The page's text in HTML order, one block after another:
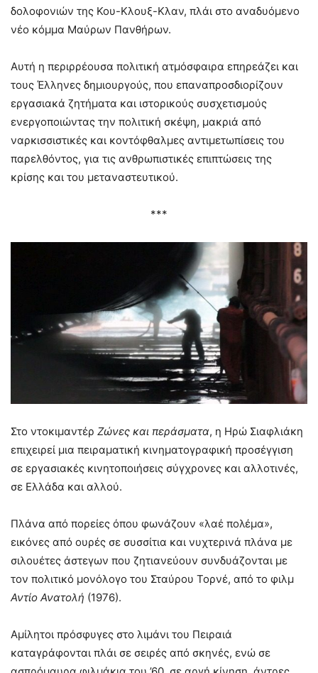
δολοφονιών της Κου-Κλουξ-Κλαν, πλάι στο αναδυόμενο
νέο κόμμα Μαύρων Πανθήρων.
Αυτή η περιρρέουσα πολιτική ατμόσφαιρα επηρεάζει και
τους Έλληνες δημιουργούς, που επαναπροσδιορίζουν
εργασιακά ζητήματα και ιστορικούς συσχετισμούς
ενεργοποιώντας την πολιτική σκέψη, μακριά από
ναρκισσιστικές και κοντόφθαλμες αντιμετωπίσεις του
παρελθόντος, για τις ανθρωπιστικές επιπτώσεις της
κρίσης και του μεταναστευτικού.
***
Στο ντοκιμαντέρ Ζώνες και περάσματα, η Ηρώ Σιαφλιάκη
επιχειρεί μια πειραματική κινηματογραφική προσέγγιση
σε εργασιακές κινητοποιήσεις σύγχρονες και αλλοτινές,
σε Ελλάδα και αλλού.
Πλάνα από πορείες όπου φωνάζουν «λαέ πολέμα»,
εικόνες από ουρές σε συσσίτια και νυχτερινά πλάνα με
σιλουέτες άστεγων που ζητιανεύουν συνδυάζονται με
τον πολιτικό μονόλογο του Σταύρου Τορνέ, από το φιλμ
Αντίο Ανατολή (1976).
Αμίλητοι πρόσφυγες στο λιμάνι του Πειραιά
καταγράφονται πλάι σε σειρές από σκηνές, ενώ σε